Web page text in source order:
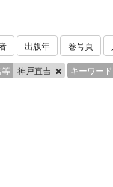
出版年 巻号頁
等 神戸直吉 キーワード